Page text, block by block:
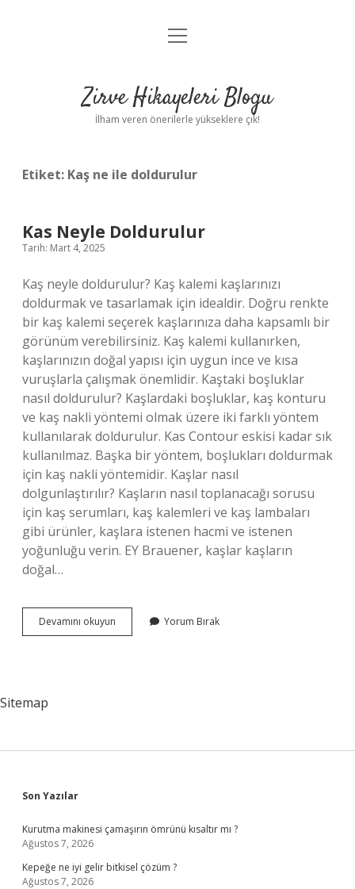
Anasayfa
Yasal Uyarı
menüyü
Zirve Hikayeleri Blogu
İlham veren önerilerle yükseklere çık!
Etiket: Kaş ne ile doldurulur
Kas Neyle Doldurulur
Tarih: Mart 4, 2025
Kaş neyle doldurulur? Kaş kalemi kaşlarınızı
doldurmak ve tasarlamak için idealdir. Doğru renkte
bir kaş kalemi seçerek kaşlarınıza daha kapsamlı bir
görünüm verebilirsiniz. Kaş kalemi kullanırken,
kaşlarınızın doğal yapısı için uygun ince ve kısa
vuruşlarla çalışmak önemlidir. Kaştaki boşluklar
nasıl doldurulur? Kaşlardaki boşluklar, kaş konturu
ve kaş nakli yöntemi olmak üzere iki farklı yöntem
kullanılarak doldurulur. Kas Contour eskisi kadar sık
​​kullanılmaz. Başka bir yöntem, boşlukları doldurmak
için kaş nakli yöntemidir. Kaşlar nasıl
dolgunlaştırılır? Kaşların nasıl toplanacağı sorusu
için kaş serumları, kaş kalemleri ve kaş lambaları
gibi ürünler, kaşlara istenen hacmi ve istenen
yoğunluğu verin. EY Brauener, kaşlar kaşların
doğal…
Devamını okuyun
Neyle
Yorum Bırak
Sitemap
Sidebar
Son Yazılar
Kurutma makinesi çamaşırın ömrünü kısaltır mı ?
Ağustos 7, 2026
Kepeğe ne iyi gelir bitkisel çözüm ?
Ağustos 7, 2026